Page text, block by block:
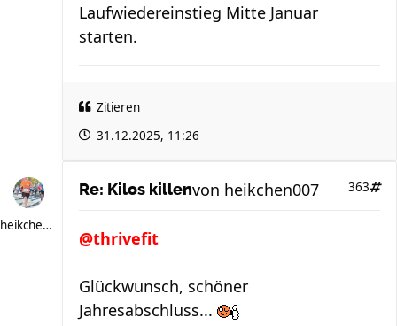
Laufwiedereinstieg Mitte Januar
starten.
Zitieren
31.12.2025, 11:26
heikchen007
Re: Kilos killen 363
von heikchen007
@thrivefit
Glückwunsch, schöner
Jahresabschluss...